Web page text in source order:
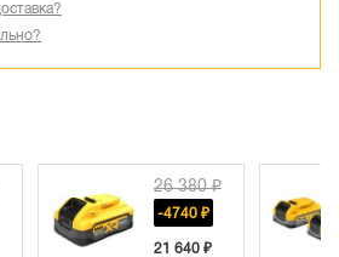
-4740 ₽
21 640 ₽